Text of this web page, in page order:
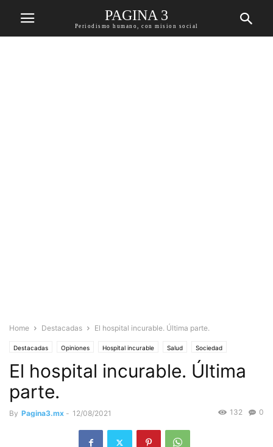
PAGINA 3
Periodismo humano, con mision social
Home Destacadas El hospital incurable. Última parte.
Destacadas Opiniones Hospital incurable Salud Sociedad
El hospital incurable. Última
parte.
By Pagina3.mx - 12/08/2021 0
132